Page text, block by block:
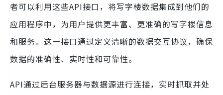
者可以利用这些API接口，将写字楼数据集成到他们的
应用程序中，为用户提供更丰富、更准确的写字楼信息
和服务。这一接口通过定义清晰的数据交互协议，确保
数据的准确性、实时性和可靠性。
API通过后台服务器与数据源进行连接，实时抓取并处